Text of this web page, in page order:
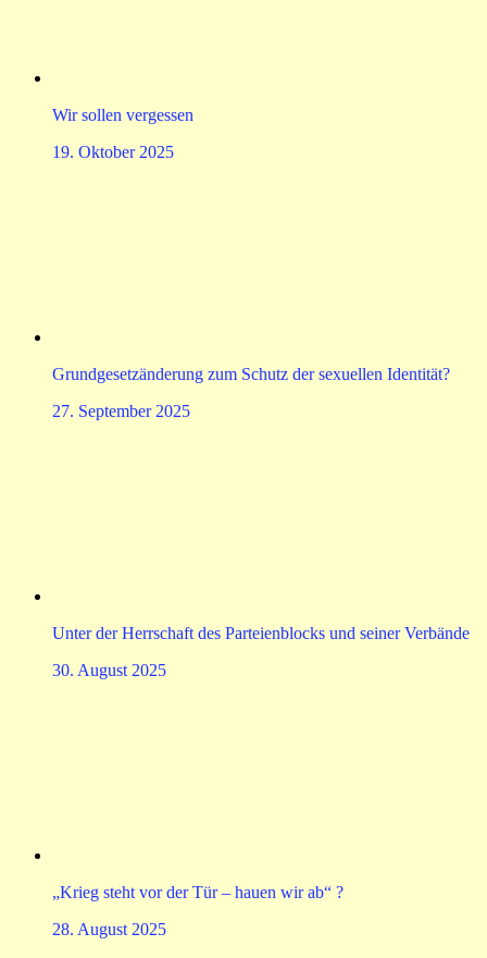
Wir sollen vergessen
19. Oktober 2025
Grundgesetzänderung zum Schutz der sexuellen Identität?
27. September 2025
Unter der Herrschaft des Parteienblocks und seiner Verbände
30. August 2025
„Krieg steht vor der Tür – hauen wir ab“ ?
28. August 2025